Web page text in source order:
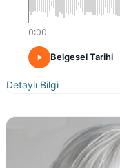
0:00
Belgesel Tarihi
Detaylı Bilgi